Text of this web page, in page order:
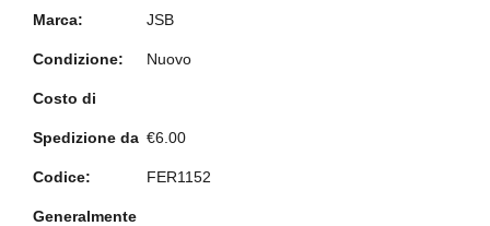
Marca: JSB
Condizione: Nuovo
Costo di
Spedizione da €6.00
Codice: FER1152
Generalmente